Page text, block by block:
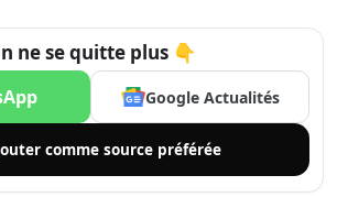
ne se quitte plus 👇
Google Actualités
comme source préférée